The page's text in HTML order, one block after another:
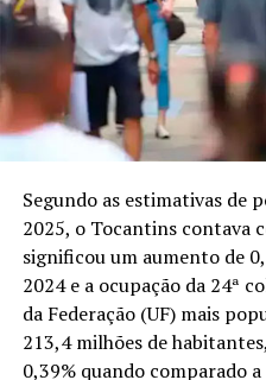
Segundo as estimativas de
2025, o Tocantins contava
significou um aumento de
2024 e a ocupação da 24ª
da Federação (UF) mais
213,4 milhões de
0,39% quando comparado a